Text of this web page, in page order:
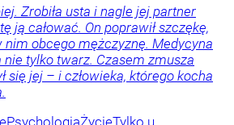
Zrobiła usta i nagle jej partner
ją całować. On poprawił szczękę,
nim obcego mężczyznę. Medycyna
tylko twarz. Czasem zmusza
się jej – i człowieka, którego kocha